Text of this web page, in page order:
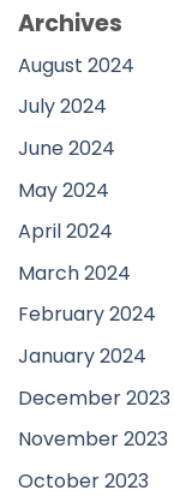
Archives
August 2024
July 2024
June 2024
May 2024
April 2024
March 2024
February 2024
January 2024
December 2023
November 2023
October 2023